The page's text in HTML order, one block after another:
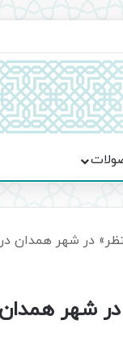
و تمدن‌سازی امت اسلامی
در شهر همدان
شهر همدان